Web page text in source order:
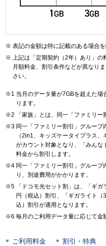
表記の金額は特に記載のある場合を
上記は「定期契約（2年）あり」
月額料金、割引条件などが異なり
さい。
当月のデータ量が7GBを超えた
ります。
「家族」とは、同一「ファミリー
同一「ファミリー割引」グルー
（2in1、キッズケータイプラス
がカウント対象となり、「みん
料金から割引します。
同一「ファミリー割引」グルー
り、別途費用がかかります。
「ドコモ光セット割」は、「ギ
円（税込）割引、「ギガライト
込）割引が適用となります。
毎月のご利用データ量に応じて金
ご利用料金 割引・特典